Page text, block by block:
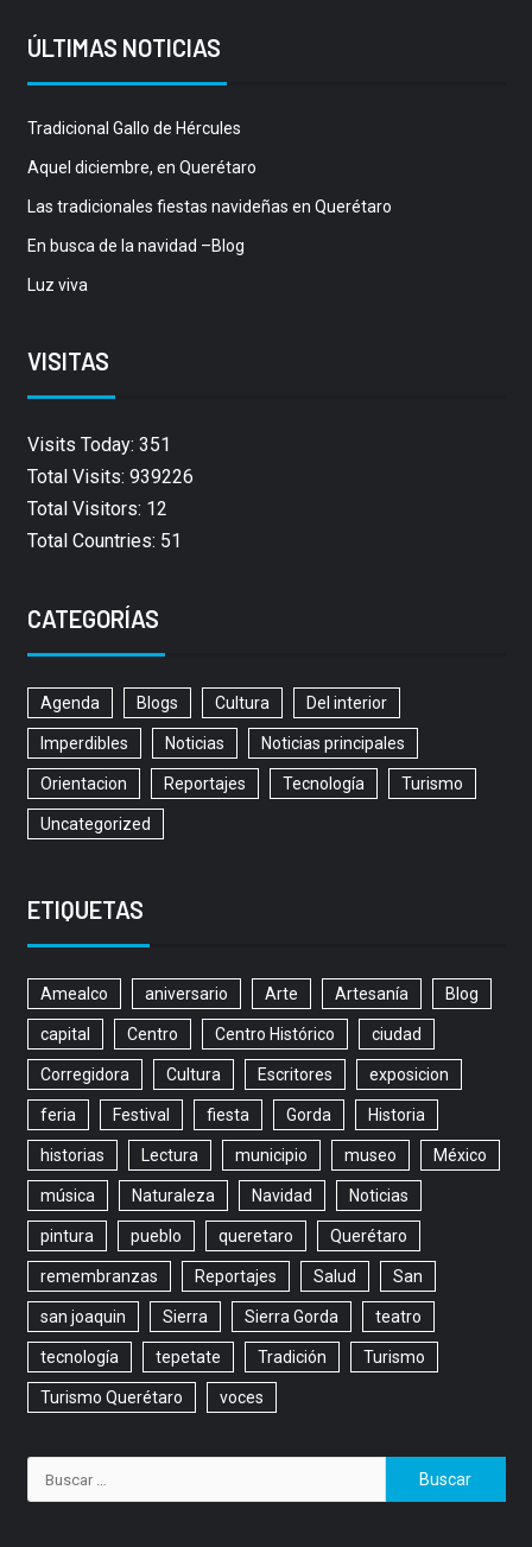
ÚLTIMAS NOTICIAS
Tradicional Gallo de Hércules
Aquel diciembre, en Querétaro
Las tradicionales fiestas navideñas en Querétaro
En busca de la navidad –Blog
Luz viva
VISITAS
Visits Today: 351
Total Visits: 939226
Total Visitors: 12
Total Countries: 51
CATEGORÍAS
Agenda Blogs Cultura Del interior
Imperdibles Noticias Noticias principales
Orientacion Reportajes Tecnología Turismo
Uncategorized
ETIQUETAS
Amealco aniversario Arte Artesanía Blog
capital Centro Centro Histórico ciudad
Corregidora Cultura Escritores exposicion
feria Festival fiesta Gorda Historia
historias Lectura municipio museo México
música Naturaleza Navidad Noticias
pintura pueblo queretaro Querétaro
remembranzas Reportajes Salud San
san joaquin Sierra Sierra Gorda teatro
tecnología tepetate Tradición Turismo
Turismo Querétaro voces